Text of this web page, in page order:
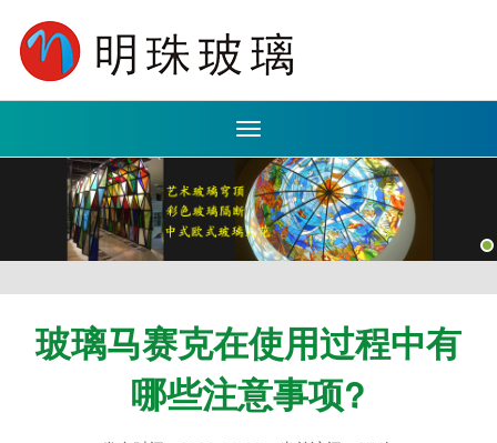
Toggle
navigation
玻璃马赛克在使用过程中有
哪些注意事项?